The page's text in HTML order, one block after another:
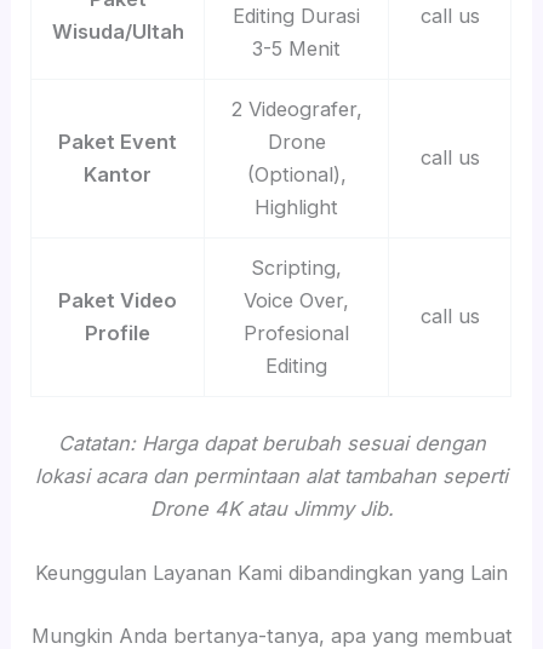
Wisuda/Ultah
Editing Durasi
3-5 Menit
call us
Paket Event
Kantor
2 Videografer,
Drone
(Optional),
Highlight
call us
Paket Video
Profile
Scripting,
Voice Over,
Profesional
Editing
call us
Catatan: Harga dapat berubah sesuai dengan
lokasi acara dan permintaan alat tambahan seperti
Drone 4K atau Jimmy Jib.
Keunggulan Layanan Kami dibandingkan yang Lain
Mungkin Anda bertanya-tanya, apa yang membuat